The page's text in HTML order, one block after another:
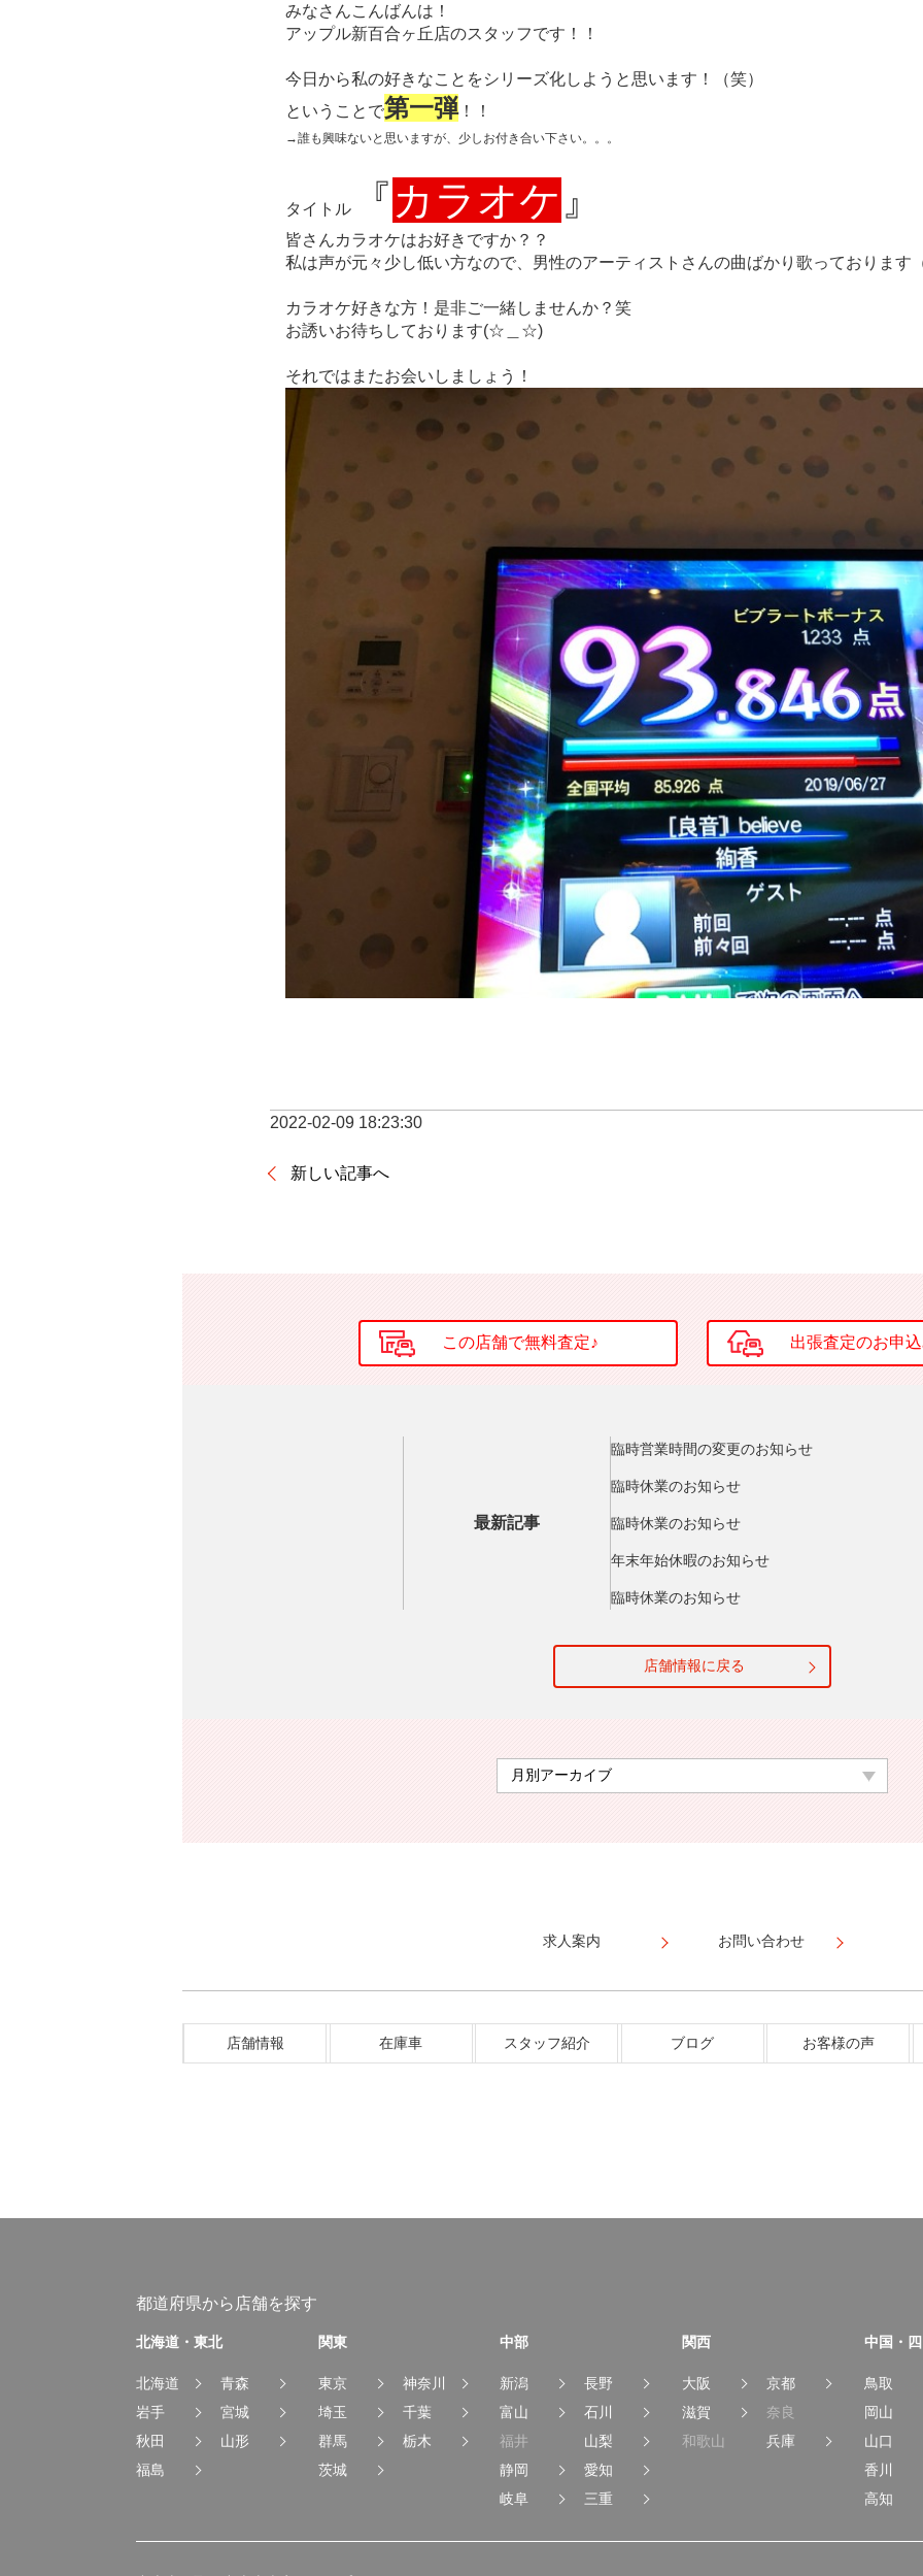
みなさんこんばんは！
アップル新百合ヶ丘店のスタッフです！！
今日から私の好きなことをシリーズ化しようと思います！（笑）
ということで第一弾！！
→誰も興味ないと思いますが、少しお付き合い下さい。。。
タイトル 『 カラオケ 』
皆さんカラオケはお好きですか？？
私は声が元々少し低い方なので、男性のアーティストさんの曲ばかり歌っております
カラオケ好きな方！是非ご一緒しませんか？笑
お誘いお待ちしております(☆＿☆)
それではまたお会いしましょう！
2022-02-09 18:23:30
新しい記事へ
最新記事
臨時営業時間の変更のお知らせ
臨時休業のお知らせ
臨時休業のお知らせ
年末年始休暇のお知らせ
臨時休業のお知らせ
店舗情報に戻る
求人案内 お問い合わせ
店舗情報 在庫車 スタッフ紹介 ブログ お客様の声
都道府県から店舗を探す
北海道・東北
北海道
青森
岩手
宮城
秋田
山形
福島
関東
東京
神奈川
埼玉
千葉
群馬
栃木
茨城
中部
新潟
長野
富山
石川
福井
山梨
静岡
愛知
岐阜
三重
関西
大阪
京都
滋賀
奈良
和歌山
兵庫
中国・
鳥取
岡山
山口
香川
高知